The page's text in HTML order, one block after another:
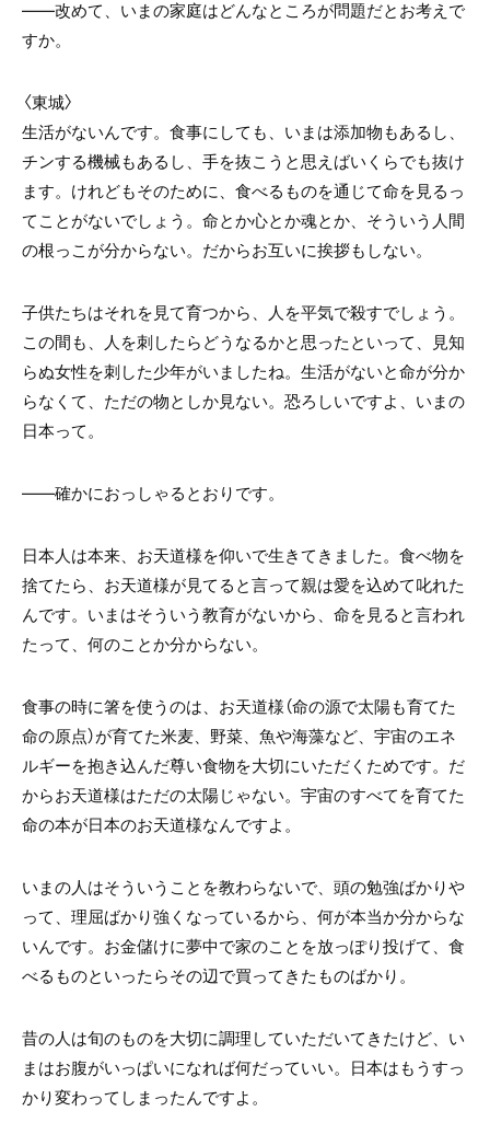
――改めて、いまの家庭はどんなところが問題だとお考えで
すか。
〈東城〉
生活がないんです。食事にしても、いまは添加物もあるし、
チンする機械もあるし、手を抜こうと思えばいくらでも抜け
ます。けれどもそのために、食べるものを通じて命を見るっ
てことがないでしょう。命とか心とか魂とか、そういう人間
の根っこが分からない。だからお互いに挨拶もしない。
子供たちはそれを見て育つから、人を平気で殺すでしょう。
この間も、人を刺したらどうなるかと思ったといって、見知
らぬ女性を刺した少年がいましたね。生活がないと命が分か
らなくて、ただの物としか見ない。恐ろしいですよ、いまの
日本って。
――確かにおっしゃるとおりです。
日本人は本来、お天道様を仰いで生きてきました。食べ物を
捨てたら、お天道様が見てると言って親は愛を込めて叱れた
んです。いまはそういう教育がないから、命を見ると言われ
たって、何のことか分からない。
食事の時に箸を使うのは、お天道様（命の源で太陽も育てた
命の原点）が育てた米麦、野菜、魚や海藻など、宇宙のエネ
ルギーを抱き込んだ尊い食物を大切にいただくためです。だ
からお天道様はただの太陽じゃない。宇宙のすべてを育てた
命の本が日本のお天道様なんですよ。
いまの人はそういうことを教わらないで、頭の勉強ばかりや
って、理屈ばかり強くなっているから、何が本当か分からな
いんです。お金儲けに夢中で家のことを放っぽり投げて、食
べるものといったらその辺で買ってきたものばかり。
昔の人は旬のものを大切に調理していただいてきたけど、い
まはお腹がいっぱいになれば何だっていい。日本はもうすっ
かり変わってしまったんですよ。